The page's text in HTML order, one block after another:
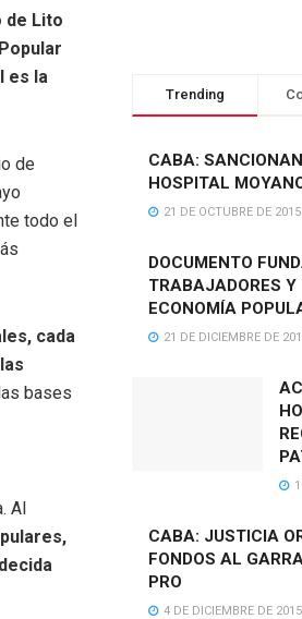
de Lito
es la
de
todo el
cada
bases
Al
Trending
CABA:
HOSPITAL
21 DE OCTUBRE DE 2015
DOCUMENTO
TRABAJADORES
ECONOMÍA
21 DE DICIEMBRE DE
CABA: JUSTICIA
FONDOS AL
PRO
4 DE DICIEMBRE DE 2015